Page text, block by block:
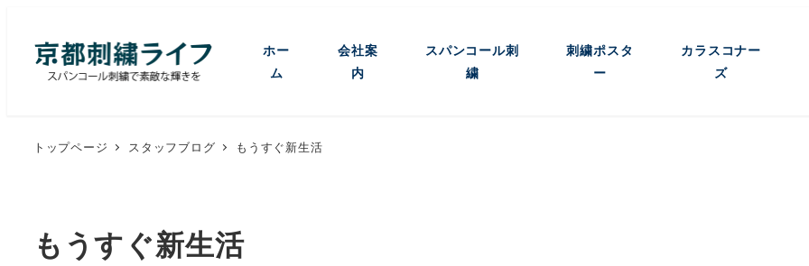
ホー
ム
会社案
内
スパンコール刺
繍
刺繍ポスタ
ー
カラスコナー
ズ
トップページ スタッフブログ もうすぐ新生活
もうすぐ新生活